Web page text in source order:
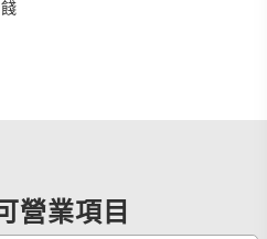
營業項目